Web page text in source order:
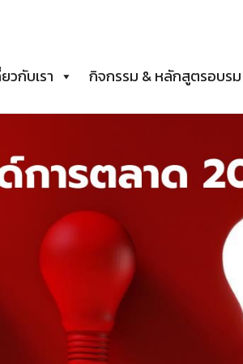
วกับเรา
กิจกรรม & หลักสูตรอบรม